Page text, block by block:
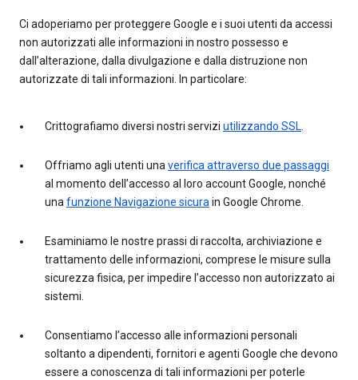
Ci adoperiamo per proteggere Google e i suoi utenti da accessi
non autorizzati alle informazioni in nostro possesso e
dall’alterazione, dalla divulgazione e dalla distruzione non
autorizzate di tali informazioni. In particolare:
Crittografiamo diversi nostri servizi utilizzando SSL.
Offriamo agli utenti unaverifica attraverso due passaggi
al momento dell’accesso al loro account Google, nonché
unafunzione Navigazione sicurain Google Chrome.
Esaminiamo le nostre prassi di raccolta, archiviazione e
trattamento delle informazioni, comprese le misure sulla
sicurezza fisica, per impedire l’accesso non autorizzato ai
sistemi.
Consentiamo l’accesso alle informazioni personali
soltanto a dipendenti, fornitori e agenti Google che devono
essere a conoscenza di tali informazioni per poterle